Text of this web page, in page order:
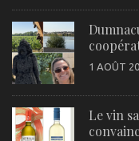
1 AOÛT
Le vin